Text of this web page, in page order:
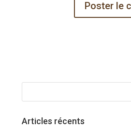
Articles récents